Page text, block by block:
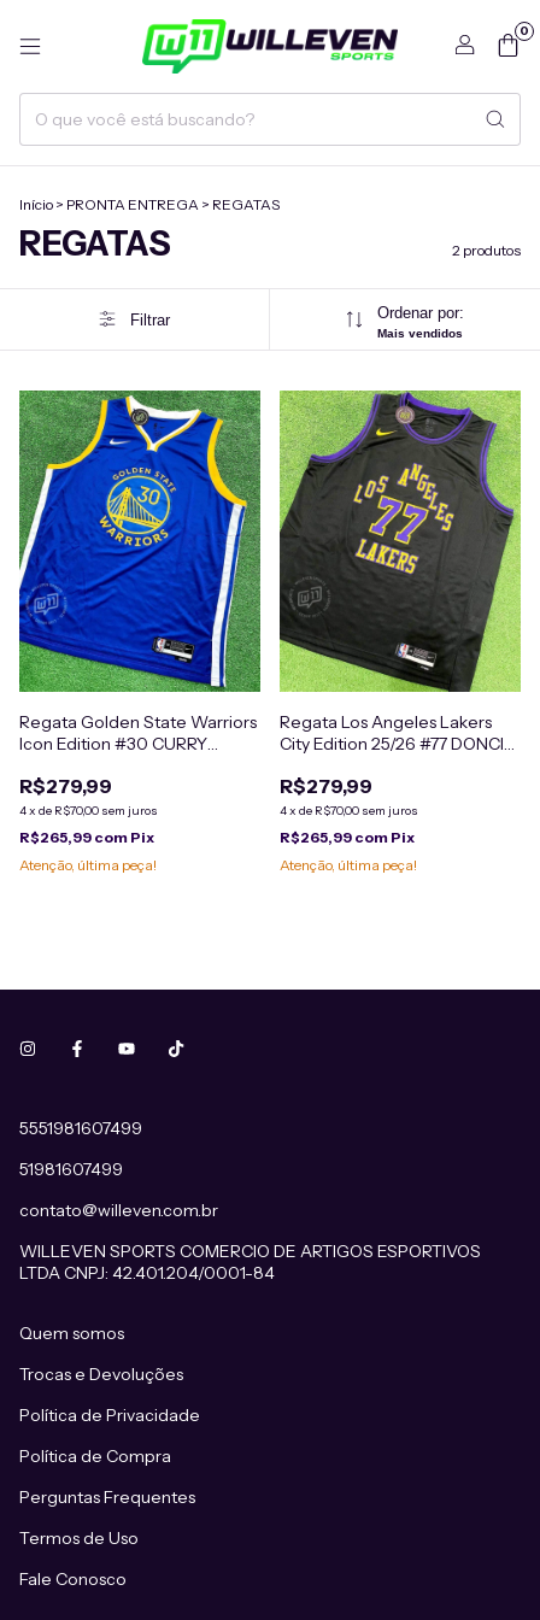
0
Início > PRONTA ENTREGA > REGATAS
REGATAS 2 produtos
Filtrar Ordenar por:
Mais vendidos
Regata Golden State Warriors
Icon Edition #30 CURRY
R$279,99
4x de R$70,00 sem juros
R$265,99 com Pix
Atenção, última peça!
Regata Los Angeles Lakers
City Edition 25/26 #77 DONCIC
R$279,99
4x de R$70,00 sem juros
R$265,99 com Pix
Atenção, última peça!
5551981607499
51981607499
contato@willeven.com.br
WILLEVEN SPORTS COMERCIO DE ARTIGOS ESPORTIVOS
LTDA CNPJ: 42.401.204/0001-84
Quem somos
Trocas e Devoluções
Política de Privacidade
Política de Compra
Perguntas Frequentes
Termos de Uso
Fale Conosco